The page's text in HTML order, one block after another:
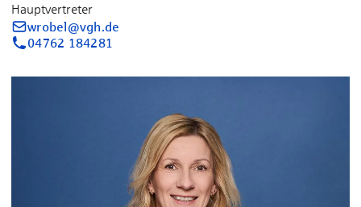
Hauptvertreter
wrobel@vgh.de
04762 184281